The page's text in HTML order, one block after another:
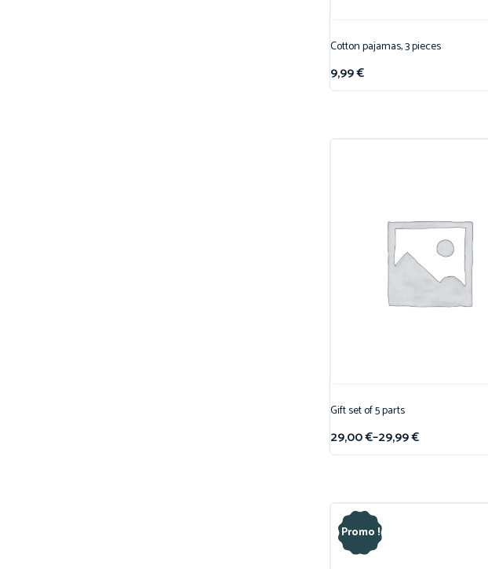
Cotton pajamas, 3 pieces
9,99€
Gift set of 5 parts
29,00€–29,99€
Promo !